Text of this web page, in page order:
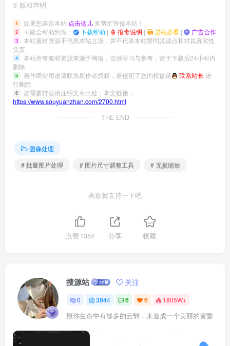
© 版权声明
1 如果您喜欢本站 点击这儿 多帮忙宣传本站！
2 可能会帮助到你： 下载帮助 | 报毒说明 | 进站必看 | 广告合作
3
本站素材资源不代表本站立场，并不代表本站赞同其观点和对其真实性
负责
4
本站所有素材资源来源于网络，仅供学习与参考，请于下载后24小时内
删除
5 若作商业用途请联系原作者授权，若侵犯了您的权益请 联系站长 进
行删除
6
如需要转载请注明文章出处，本文链接：
https://www.souyuanzhan.com/2700.html
THE END
图像处理
# 批量图片处理
# 图片尺寸调整工具 # 无损缩放
喜欢就支持一下吧
点赞1354 分享 收藏
搜源站 关注
0 3844 6 6 1805W+
愿你生命中有够多的云翳，来造成一个美丽的黄昏